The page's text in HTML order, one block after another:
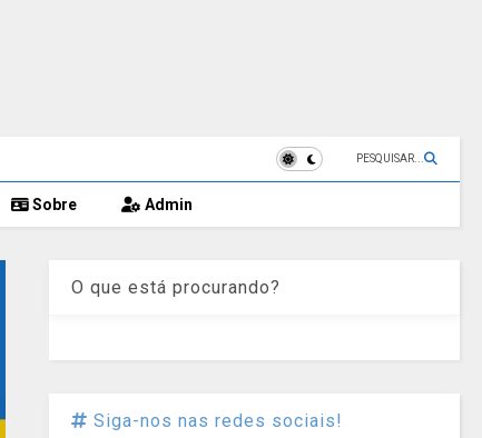
PESQUISAR...
Sobre Admin
O que está procurando?
Siga-nos nas redes sociais!